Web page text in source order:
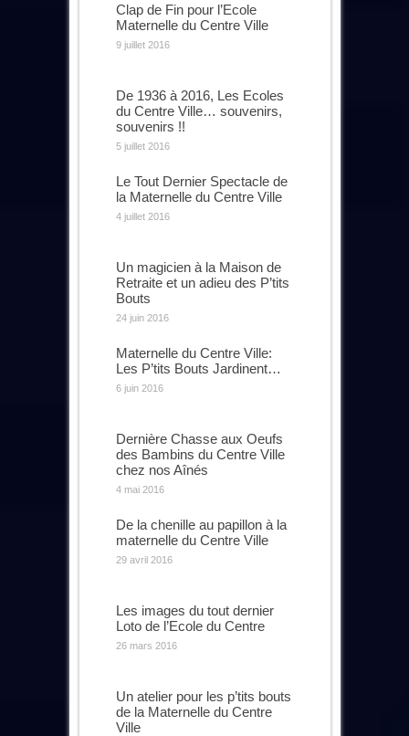
Clap de Fin pour l’Ecole
Maternelle du Centre Ville
9 juillet 2016
De 1936 à 2016, Les Ecoles
du Centre Ville… souvenirs,
souvenirs !!
5 juillet 2016
Le Tout Dernier Spectacle de
la Maternelle du Centre Ville
4 juillet 2016
Un magicien à la Maison de
Retraite et un adieu des P’tits
Bouts
24 juin 2016
Maternelle du Centre Ville:
Les P’tits Bouts Jardinent…
6 juin 2016
Dernière Chasse aux Oeufs
des Bambins du Centre Ville
chez nos Aînés
4 mai 2016
De la chenille au papillon à la
maternelle du Centre Ville
29 avril 2016
Les images du tout dernier
Loto de l’Ecole du Centre
26 mars 2016
Un atelier pour les p’tits bouts
de la Maternelle du Centre
Ville